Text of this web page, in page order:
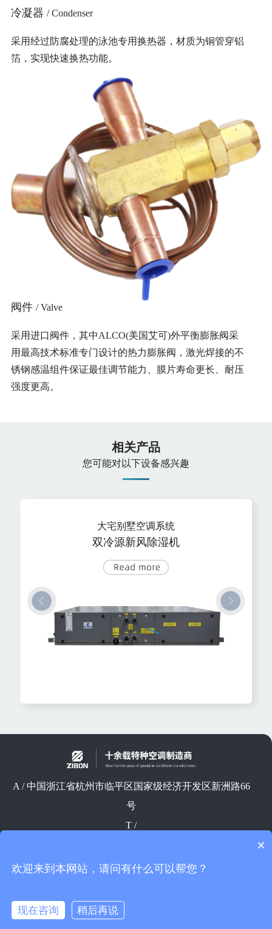
冷凝器 / Condenser
采用经过防腐处理的泳池专用换热器，材质为铜管穿铝
箔，实现快速换热功能。
阀件 / Valve
采用进口阀件，其中ALCO(美国艾可)外平衡膨胀阀采
用最高技术标准专门设计的热力膨胀阀，激光焊接的不
锈钢感温组件保证最佳调节能力、膜片寿命更长、耐压
强度更高。
相关产品
您可能对以下设备感兴趣
大宅别墅空调系统
双冷源新风除湿机
A / 中国浙江省杭州市临平区国家级经济开发区新洲路66
号
T /
F / 18067973698
2023@杭州卓邦环境设备有限公司 版权所有
09007886号-6
×
欢迎来到本网站，请问有什么可以帮您？
现在咨询 稍后再说